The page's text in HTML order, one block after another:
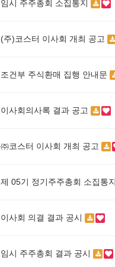
임시 주주총회 소집통지
(주)코스터 이사회 개최 공고
조건부 주식환매 집행 안내문
이사회의사록 결과 공고
㈜코스터 이사회 개최 공고
제 05기 정기주주총회 소집통
이사회 의결 결과 공시
임시 주주총회 결과 공시